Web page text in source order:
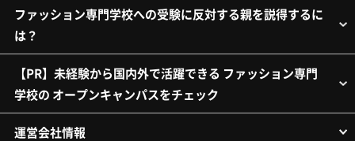
ファッション専門学校への受験に反対する親を説得するに
は？
【PR】未経験から国内外で活躍できる ファッション専門
学校の オープンキャンパスをチェック
運営会社情報